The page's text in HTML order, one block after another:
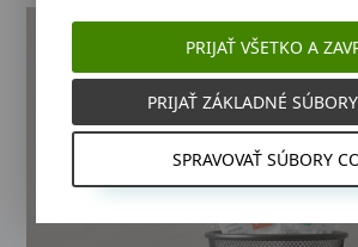
PRIJAŤ VŠETKO A
PRIJAŤ ZÁKLADNÉ
SPRAVOVAŤ SÚBORY